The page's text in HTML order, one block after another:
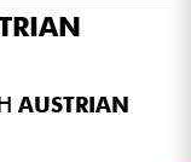
AUSTRIAN